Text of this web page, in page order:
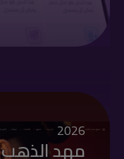
2026
مهد